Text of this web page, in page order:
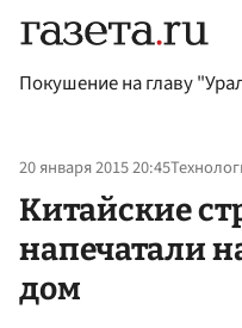
Покушение на главу
20 января 2015 20:45
Китайские
напечатали
дом